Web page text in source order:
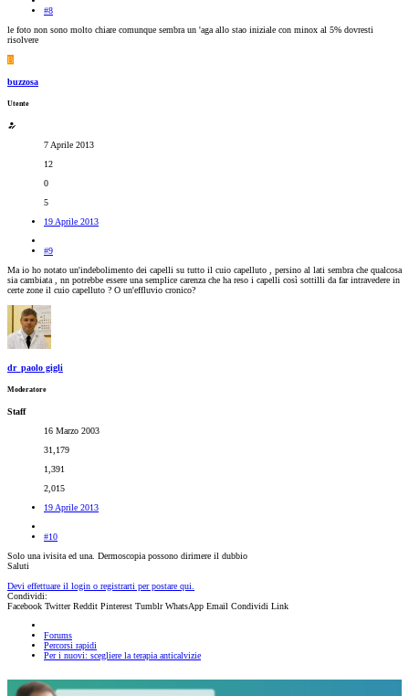
#8
le foto non sono molto chiare comunque sembra un 'aga allo stao iniziale con minox al 5% dovresti
risolvere
B
buzzosa
Utente
7 Aprile 2013
12
0
5
19 Aprile 2013
#9
Ma io ho notato un'indebolimento dei capelli su tutto il cuio capelluto , persino al lati sembra che qualcosa
sia cambiata , nn potrebbe essere una semplice carenza che ha reso i capelli così sottilli da far intravedere in
certe zone il cuio capelluto ? O un'effluvio cronico?
dr_paolo gigli
Moderatore
Staff
16 Marzo 2003
31,179
1,391
2,015
19 Aprile 2013
#10
Solo una ivisita ed una. Dermoscopia possono dirimere il dubbio
Saluti
Devi effettuare il login o registrarti per postare qui.
Condividi:
Facebook Twitter Reddit Pinterest Tumblr WhatsApp Email Condividi Link
Forums
Percorsi rapidi
Per i nuovi: scegliere la terapia anticalvizie